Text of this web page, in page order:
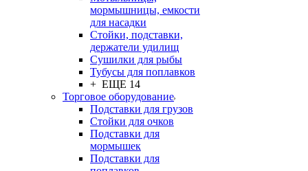
мормышницы, емкости
для насадки
Стойки, подставки,
держатели удилищ
Сушилки для рыбы
Тубусы для поплавков
+ ЕЩЕ 14
Торговое оборудование
Подставки для грузов
Стойки для очков
Подставки для
мормышек
Подставки для